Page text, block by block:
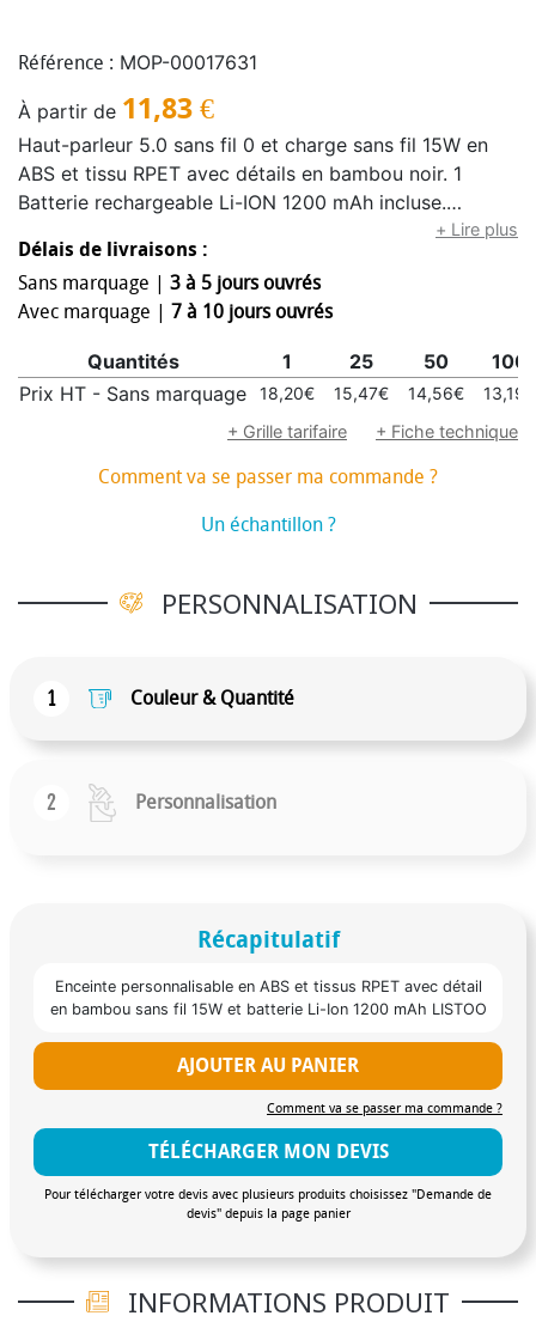
Référence : MOP-00017631
À partir de 11,83 €
Haut-parleur 5.0 sans fil 0 et charge sans fil 15W en
ABS et tissu RPET avec détails en bambou noir. 1
Batterie rechargeable Li-ION 1200 mAh incluse.
AUX/USB. Données de sortie : 3W, 3 Ohm et 5V. Durée
de lecture : environ 5 heures.
+ Lire plus
Délais de livraisons :
Sans marquage | 3 à 5 jours ouvrés
Avec marquage | 7 à 10 jours ouvrés
Quantités 1 25 50
100
Prix HT - Sans marquage
18,20€ 15,47€ 14,56€
13,19€
+ Grille tarifaire
+ Fiche technique
Comment va se passer ma commande ?
Un échantillon ?
PERSONNALISATION
1 Couleur & Quantité
2 Personnalisation
Récapitulatif
Enceinte personnalisable en ABS et tissus RPET avec détail
en bambou sans fil 15W et batterie Li-Ion 1200 mAh LISTOO
AJOUTER AU PANIER
Comment va se passer ma commande ?
TÉLÉCHARGER MON DEVIS
Pour télécharger votre devis avec plusieurs produits choisissez "Demande de
devis" depuis la page panier
INFORMATIONS PRODUIT